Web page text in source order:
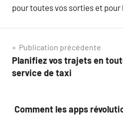
pour toutes vos sorties et
Navigation
de
Publication précédente
Planifiez vos trajets en
service de taxi
Comment les apps